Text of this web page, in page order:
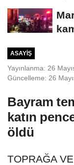
ASAYIŞ
Yayınlanma: 26
Güncelleme: 26
Bayram
katın
öldü
TOPRAĞA